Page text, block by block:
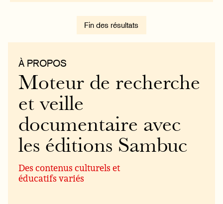
Fin des résultats
À PROPOS
Moteur de recherche
et veille
documentaire avec
les éditions Sambuc
Des contenus culturels et
éducatifs variés